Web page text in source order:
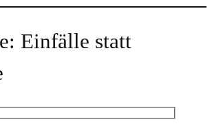
Einfälle statt